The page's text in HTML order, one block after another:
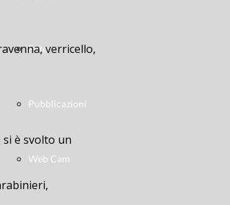
Foto
Pubblicazioni
Web Cam
verricello,
è svolto un